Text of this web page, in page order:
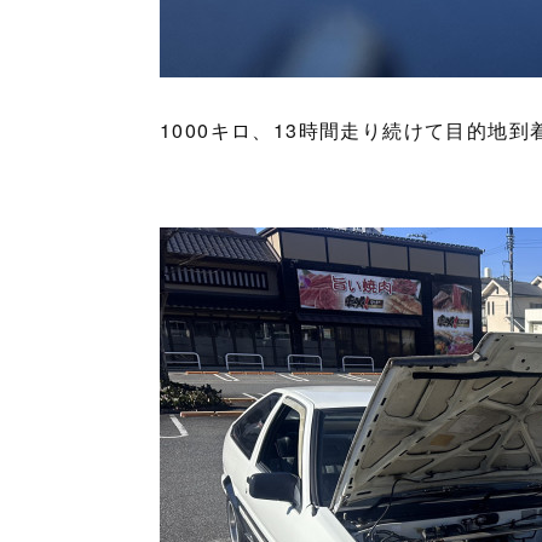
1000キロ、13時間走り続けて目的地到